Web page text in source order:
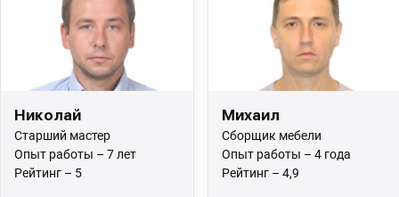
Николай
Старший мастер
Опыт работы – 7 лет
Рейтинг – 5
Михаил
Сборщик мебели
Опыт работы – 4 года
Рейтинг – 4,9